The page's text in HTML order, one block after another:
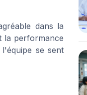
dans la
la performance
se sent